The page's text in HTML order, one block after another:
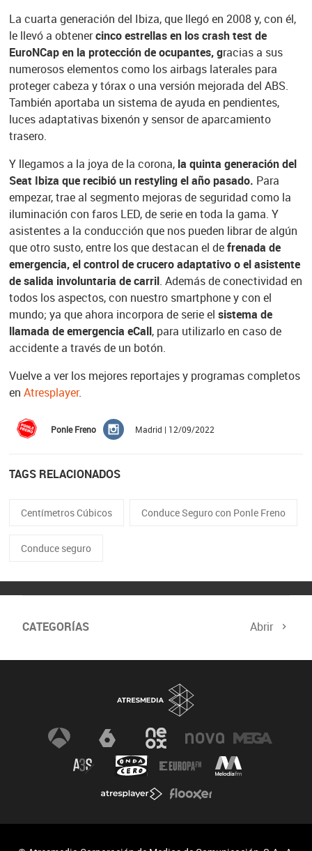
La cuarta generación del Ibiza, que llegó en 2008 y, con él,
le llevó a obtenercinco estrellas en los crash test de
EuroNCap en la protección de ocupantes, gracias a sus
numerosos elementos como los airbags laterales para
proteger cabeza y tórax o una versión mejorada del ABS.
También aportaba un sistema de ayuda en pendientes,
luces adaptativas bixenón y sensor de aparcamiento
trasero.
Y llegamos a la joya de la corona, la quinta generación del
Seat Ibiza que recibió un restyling el año pasado. Para
empezar, trae al segmento mejoras de seguridad como la
iluminación con faros LED, de serie en toda la gama. Y
asistentes a la conducción que nos pueden librar de algún
que otro susto, entre los que destacan el defrenada de
emergencia, el control de crucero adaptativo o el asistente
de salida involuntaria de carril. Además de conectividad en
todos los aspectos, con nuestro smartphone y con el
mundo; ya que ahora incorpora de serie el sistema de
llamada de emergencia eCall, para utilizarlo en caso de
accidente a través de un botón.
Vuelve a ver los mejores reportajes y programas completos
en Atresplayer.
Ponle Freno Madrid | 12/09/2022
TAGS RELACIONADOS
Centímetros Cúbicos Conduce Seguro con Ponle Freno
Conduce seguro
CATEGORÍAS Abrir